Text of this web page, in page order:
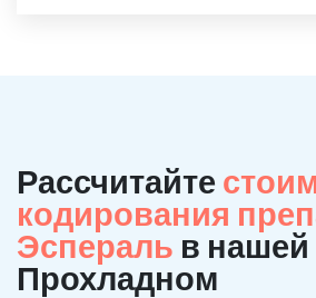
Рассчитайте
кодирования
Эспераль в нашей
Прохладном